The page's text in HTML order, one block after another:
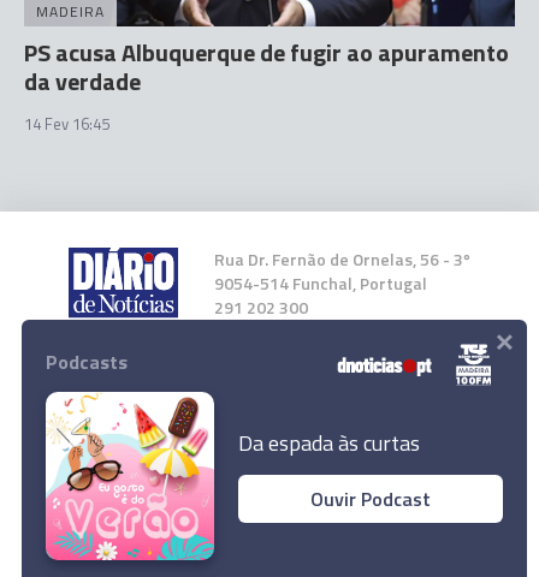
MADEIRA
PS acusa Albuquerque de fugir ao apuramento
da verdade
14 Fev 16:45
Rua Dr. Fernão de Ornelas, 56 - 3º
9054-514 Funchal, Portugal
291 202 300
Instale a nossa App
© 2023 Empresa Diário de Notícias, Lda.
Todos os direitos reservados.
Podcasts
Da espada às curtas
Ouvir Podcast
×